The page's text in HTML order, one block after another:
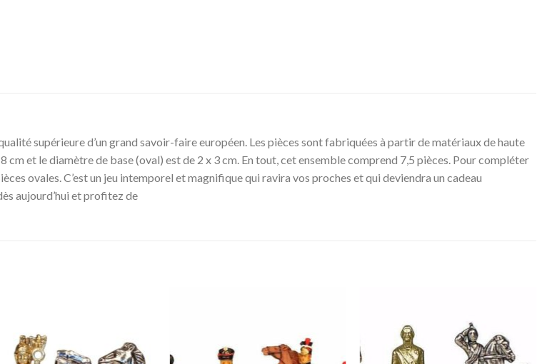
supérieure d’un grand savoir-faire européen. Les pièces sont fabriquées à partir de matériaux de haute
et le diamètre de base (oval) est de 2 x 3 cm. En tout, cet ensemble comprend 7,5 pièces. Pour compléter
ovales. C’est un jeu intemporel et magnifique qui ravira vos proches et qui deviendra un cadeau
aujourd’hui et profitez de